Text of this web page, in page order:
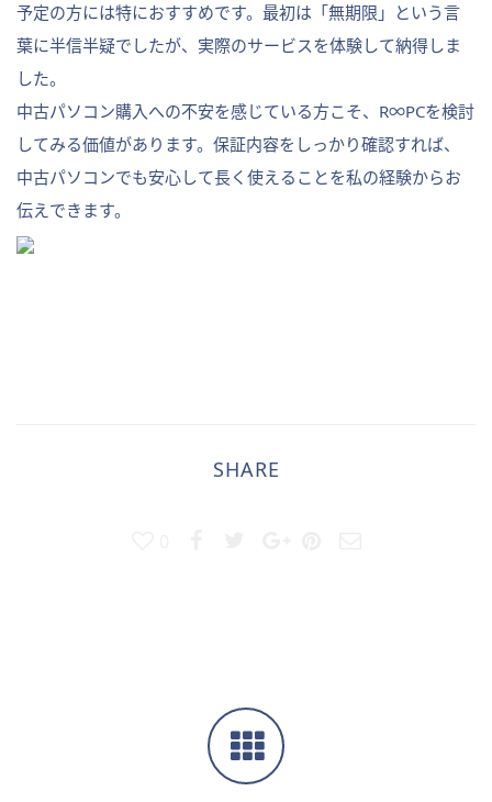
予定の方には特におすすめです。最初は「無期限」という言
葉に半信半疑でしたが、実際のサービスを体験して納得しま
した。
中古パソコン購入への不安を感じている方こそ、R∞PCを検討
してみる価値があります。保証内容をしっかり確認すれば、
中古パソコンでも安心して長く使えることを私の経験からお
伝えできます。
SHARE